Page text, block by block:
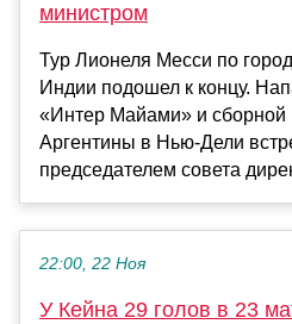
министром
Тур Лионеля Месси по
Индии подошел к концу.
«Интер Майами» и сборной
Аргентины в Нью-Дели
председателем совета
22:00, 22 Ноя
У Кейна 29 голов в 23